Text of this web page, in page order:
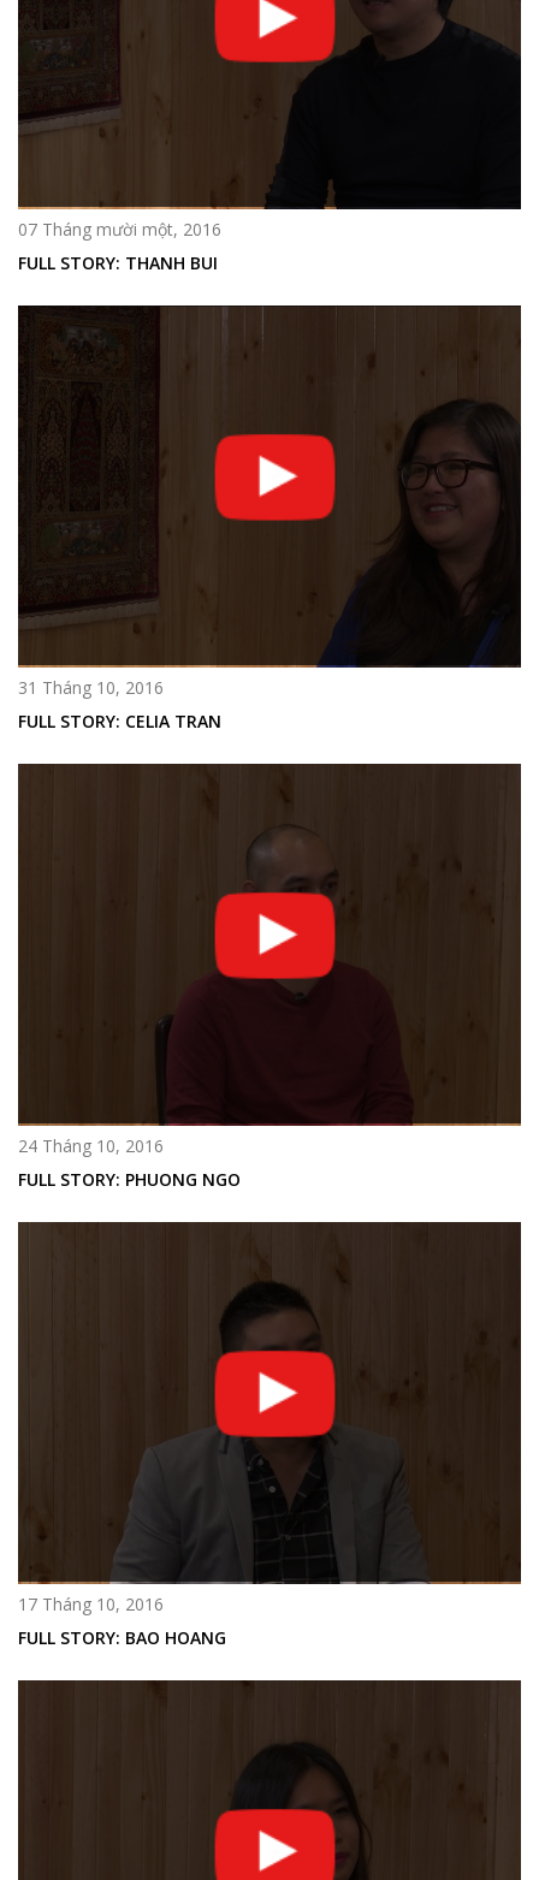
07 Tháng mười một, 2016
FULL STORY: THANH BUI
31 Tháng 10, 2016
FULL STORY: CELIA TRAN
24 Tháng 10, 2016
FULL STORY: PHUONG NGO
17 Tháng 10, 2016
FULL STORY: BAO HOANG